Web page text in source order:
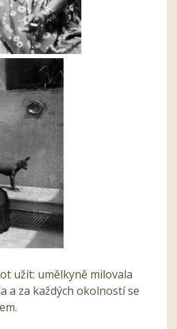
užít: umělkyně milovala
a za každých okolností se